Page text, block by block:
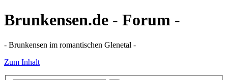
Brunkensen.de - Forum -
- Brunkensen im romantischen Glenetal -
Zum Inhalt